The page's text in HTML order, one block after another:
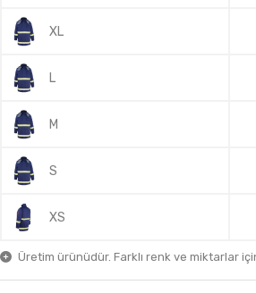
XL
L
M
S
XS
Üretim ürünüdür. Farklı renk ve miktarlar